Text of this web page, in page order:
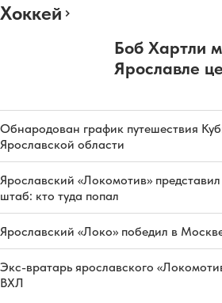
Хоккей
Боб Хартли
Ярославле
Обнародован график путешествия
Ярославской области
Ярославский «Локомотив»
штаб: кто туда попал
Ярославский «Локо» победил в
Экс-вратарь ярославского
ВХЛ